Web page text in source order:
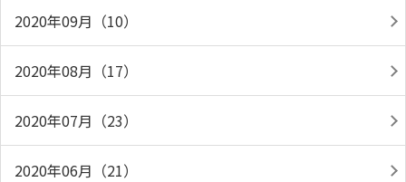
2020年09月（10）
2020年08月（17）
2020年07月（23）
2020年06月（21）